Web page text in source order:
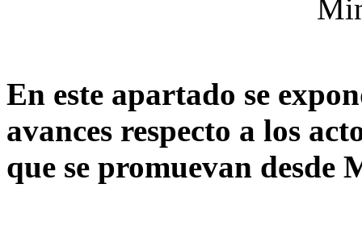
En este apartado se
avances respecto a los
que se promuevan desde